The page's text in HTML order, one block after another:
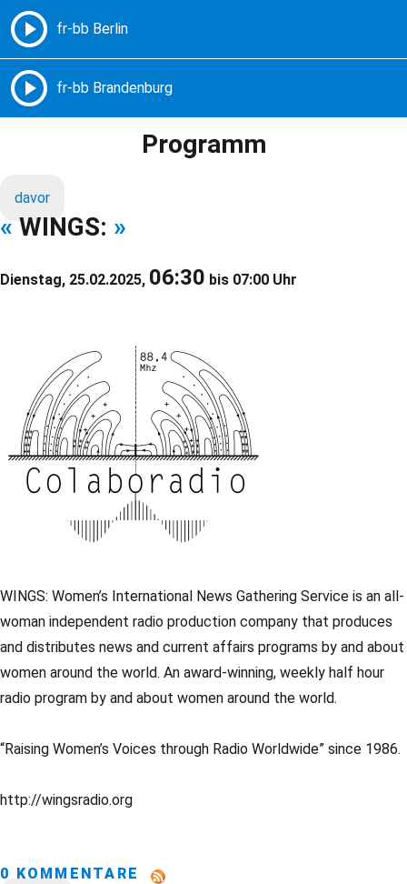
Freie Radios – Berlin Brandenburg
Programm
davor
« WINGS: »
Dienstag, 25.02.2025, 06:30 bis 07:00 Uhr
WINGS: Women’s International News Gathering Service is an all-
woman independent radio production company that produces
and distributes news and current affairs programs by and about
women around the world. An award-winning, weekly half hour
radio program by and about women around the world.
“Raising Women’s Voices through Radio Worldwide” since 1986.
http://wingsradio.org
0 KOMMENTARE